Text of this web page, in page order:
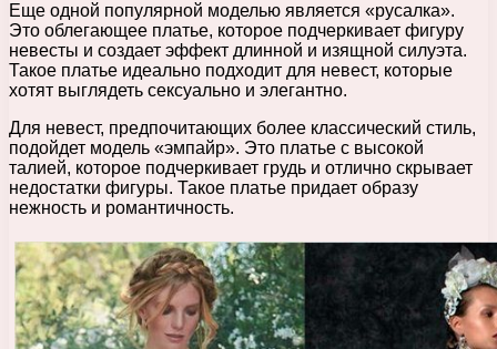
Еще одной популярной моделью является «русалка».
Это облегающее платье, которое подчеркивает фигуру
невесты и создает эффект длинной и изящной силуэта.
Такое платье идеально подходит для невест, которые
хотят выглядеть сексуально и элегантно.
Для невест, предпочитающих более классический стиль,
подойдет модель «эмпайр». Это платье с высокой
талией, которое подчеркивает грудь и отлично скрывает
недостатки фигуры. Такое платье придает образу
нежность и романтичность.